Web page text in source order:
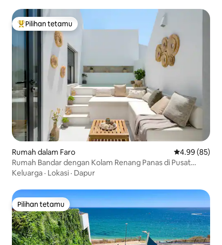
Pilihan utama tetamu
Pilihan tetamu
Rumah dalam Faro Penarafan
4.99 (85)
Rumah Bandar dengan Kolam Renang Panas di Pusat
Bandar Faro
Keluarga · Lokasi · Dapur
Pilihan tetamu
Pilihan tetamu